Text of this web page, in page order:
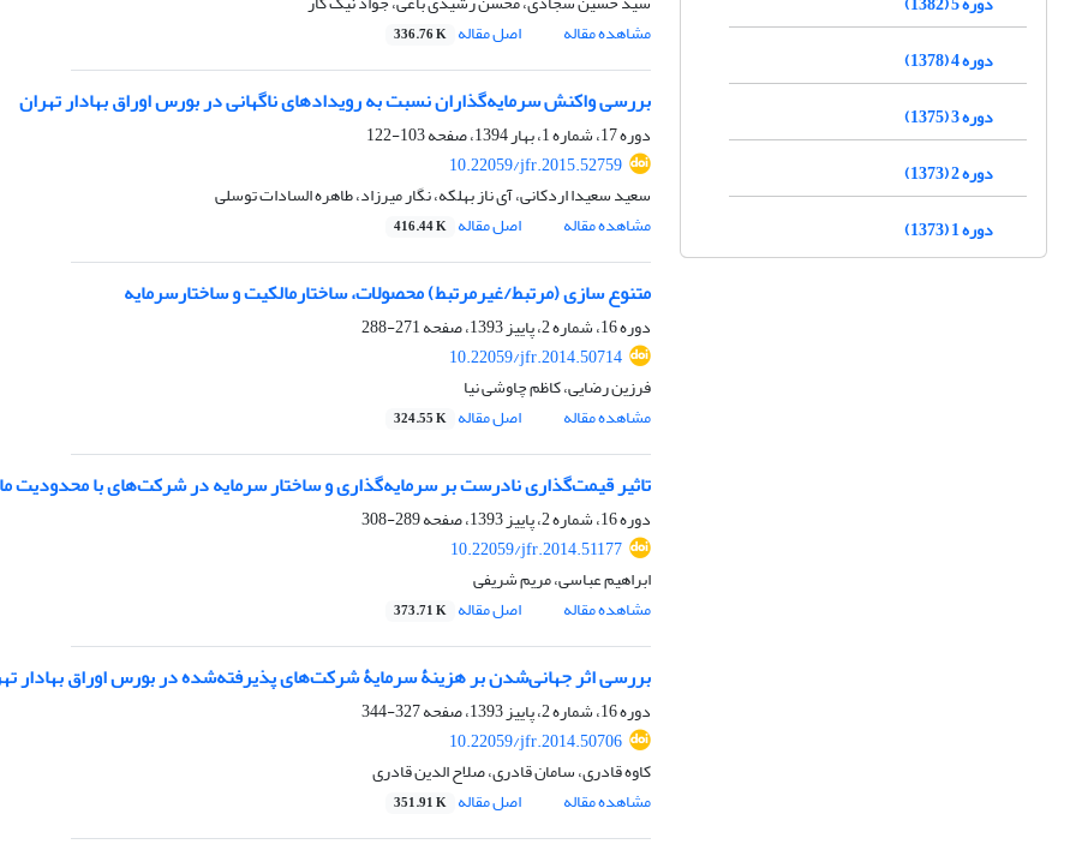
مشاهده مقاله
اصل مقاله 336.76 K
بررسی واکنش سرمایه‌گذاران نسبت به رویدادهای ناگهانی در بورس اوراق بهادار تهران
دوره 17، شماره 1، بهار 1394، صفحه
103-122
10.22059/jfr.2015.52759
سعید سعیدا اردکانی، آی ناز بهلکه، نگار میرزاد، طاهره السادات توسلی
مشاهده مقاله
اصل مقاله 416.44 K
متنوع سازی (مرتبط/غیرمرتبط) محصولات، ساختارمالکیت و ساختارسرمایه
دوره 16، شماره 2، پاییز 1393، صفحه
271-288
10.22059/jfr.2014.50714
فرزین رضایی، کاظم چاوشی نیا
مشاهده مقاله
اصل مقاله 324.55 K
تاثیر قیمت‌گذاری نادرست بر سرمایه‌گذاری و ساختار سرمایه در شرکت‌های با محدودیت
دوره 16، شماره 2، پاییز 1393، صفحه
289-308
10.22059/jfr.2014.51177
ابراهیم عباسی، مریم شریفی
مشاهده مقاله
اصل مقاله 373.71 K
بررسی اثر جهانی‌شدن بر هزینۀ سرمایۀ شرکت‌های پذیرفته‌شده در بورس اوراق بهادار
دوره 16، شماره 2، پاییز 1393، صفحه
327-344
10.22059/jfr.2014.50706
کاوه قادری، سامان قادری، صلاح الدین قادری
مشاهده مقاله
اصل مقاله 351.91 K
دوره 4 (1378)
دوره 3 (1375)
دوره 2 (1373)
دوره 1 (1373)